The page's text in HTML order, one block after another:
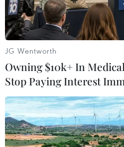
#Mỹ-Trung
#đàm phán
#Thỏa thuận thương mại giai đoạn
#Lưu Hạc
Mỹ Trung
Theo dõi VietnamPlus
JG Wentworth
Owning $10k+ In
Stop Paying Interest